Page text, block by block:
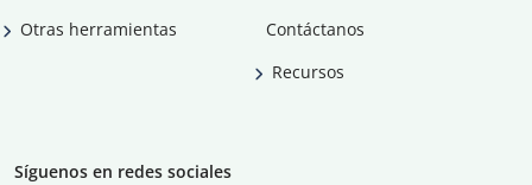
Otras herramientas
Contáctanos
Recursos
Síguenos en redes sociales